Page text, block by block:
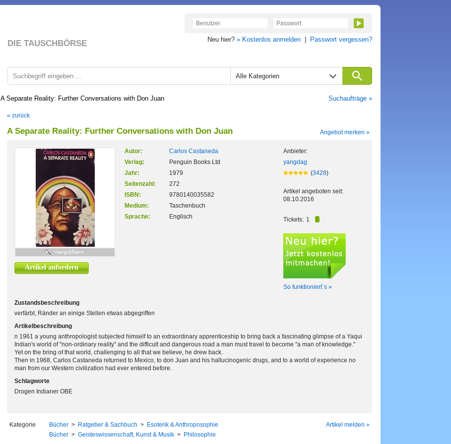
DIE TAUSCHBÖRSE Neu hier? » Kostenlos anmelden Passwort vergessen?
Alle Kategorien
A Separate Reality: Further Conversations with Don Juan Suchaufträge »
« zurück
A Separate Reality: Further Conversations with Don Juan Angebot merken »
Artikel anfordern
Autor:
Carlos Castaneda
Verlag:
Penguin Books Ltd
Jahr:
1979
Seitenzahl:
272
ISBN:
9780140035582
Medium:
Taschenbuch
Sprache:
Englisch
Anbieter:
yangdag
(3428)
Artikel angeboten seit:
08.10.2016
Tickets: 1
So funktioniert´s »
Zustandsbeschreibung
verfärbt, Ränder an einige Stellen etwas abgegriffen
Artikelbeschreibung
n 1961 a young anthropologist subjected himself to an extraordinary apprenticeship to bring back a fascinating glimpse of a Yaqui
Indian's world of "non-ordinary reality" and the difficult and dangerous road a man must travel to become "a man of knowledge."
Yet on the bring of that world, challenging to all that we believe, he drew back.
Then in 1968, Carlos Castaneda returned to Mexico, to don Juan and his hallucinogenic drugs, and to a world of experience no
man from our Western civilization had ever entered before.
Schlagworte
Drogen Indianer OBE
Kategorie Bücher > Ratgeber & Sachbuch > Esoterik & Anthroposophie
Bücher > Geisteswissenschaft, Kunst & Musik > Philosophie
Artikel melden »